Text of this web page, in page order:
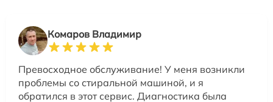
Комаров Владимир
Превосходное обслуживание! У меня возникли
проблемы со стиральной машиной, и я
обратился в этот сервис. Диагностика была